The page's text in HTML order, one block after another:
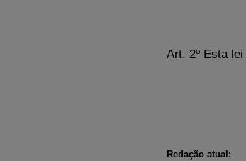
Art. 2º Esta
Redação atual: